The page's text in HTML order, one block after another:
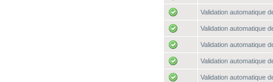
Validation automatique
Validation automatique
Validation automatique
Validation automatique
Validation automatique